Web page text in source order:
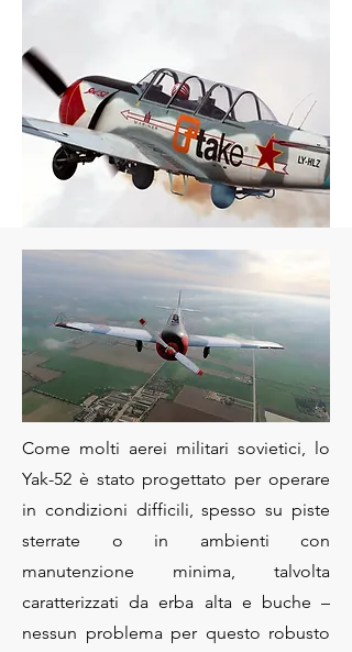
Come molti aerei militari sovietici, lo
Yak-52 è stato progettato per operare
in condizioni difficili, spesso su piste
sterrate o in ambienti con
manutenzione minima, talvolta
caratterizzati da erba alta e buche –
nessun problema per questo robusto